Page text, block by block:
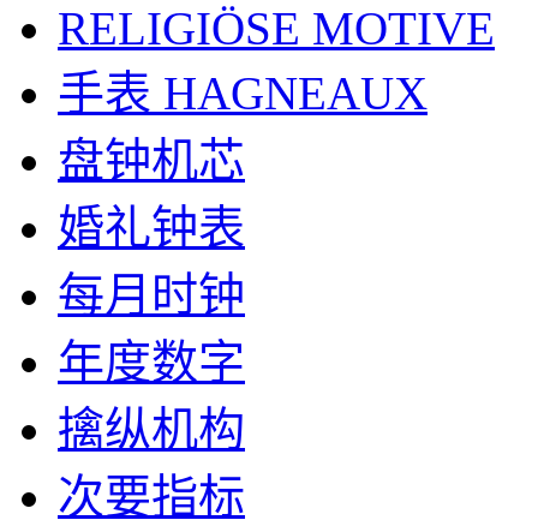
RELIGIÖSE MOTIVE
手表 HAGNEAUX
盘钟机芯
婚礼钟表
每月时钟
年度数字
擒纵机构
次要指标